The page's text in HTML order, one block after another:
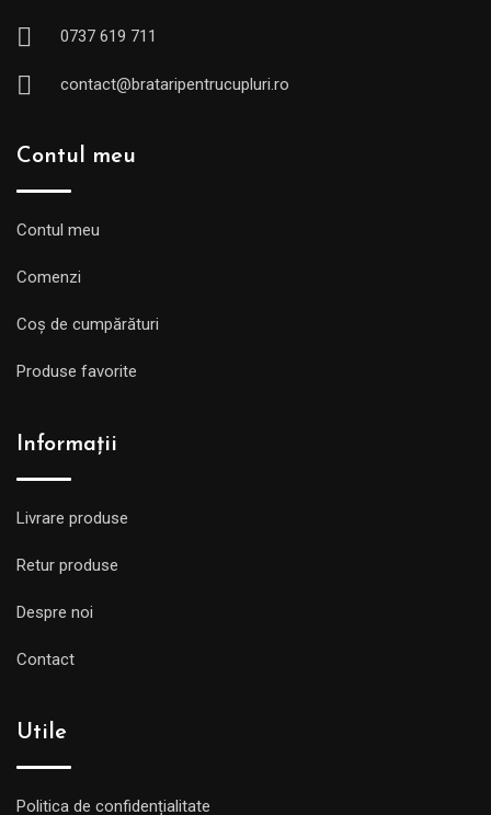
0737 619 711
contact@brataripentrucupluri.ro
Contul meu
Contul meu
Comenzi
Coș de cumpărături
Produse favorite
Informații
Livrare produse
Retur produse
Despre noi
Contact
Utile
Politica de confidențialitate